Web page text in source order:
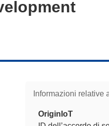
Informazioni relative
OriginIoT